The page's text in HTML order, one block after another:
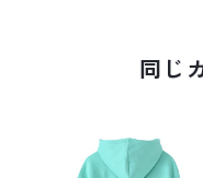
同じ